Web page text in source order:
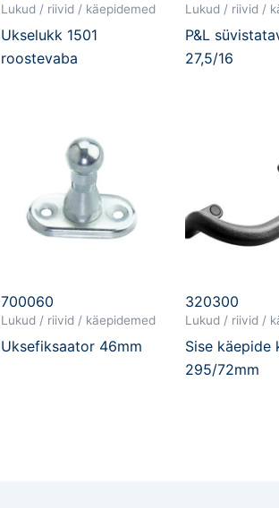
Lukud / riivid / käepidemed
Ukselukk 1501
roostevaba
Lukud / riivid /
P&L
27,5/16
700060
Lukud / riivid / käepidemed
Uksefiksaator 46mm
320300
Lukud / riivid /
Sise käepide
295/72mm